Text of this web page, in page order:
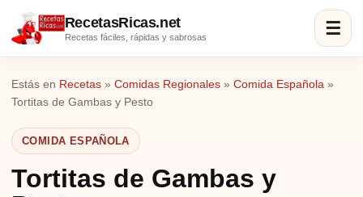
RecetasRicas.net
Recetas fáciles, rápidas y sabrosas ☰
Estás en Recetas » Comidas Regionales » Comida Española »
Tortitas de Gambas y Pesto
COMIDA ESPAÑOLA
Tortitas de Gambas y